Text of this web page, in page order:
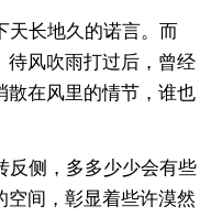
天长地久的诺言。而
待风吹雨打过后，曾经
散在风里的情节，谁也
反侧，多多少少会有些
空间，彰显着些许漠然